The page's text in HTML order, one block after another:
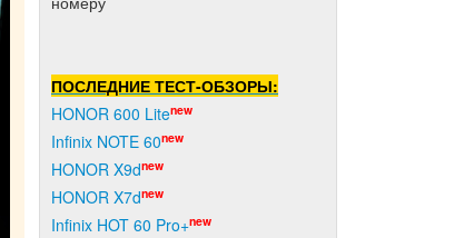
ПОСЛЕДНИЕ ТЕСТ-ОБЗОРЫ:
HONOR 600 Litenew
Infinix NOTE 60new
HONOR X9dnew
HONOR X7dnew
Infinix HOT 60 Pro+new